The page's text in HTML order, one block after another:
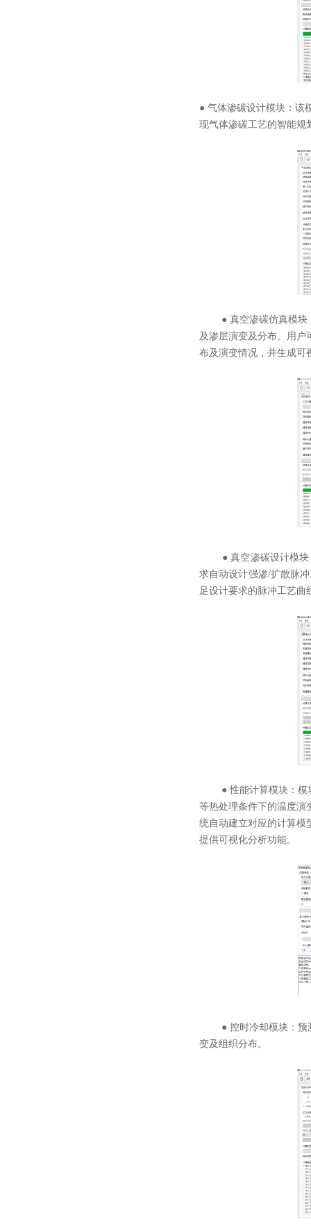
● 气体渗碳设计模块：该
现气体渗碳工艺的智能规
● 真空渗碳仿真模块：
及渗层演变及分布。用户
布及演变情况，并生成可
● 真空渗碳设计模块：
求自动设计强渗/扩散脉
足设计要求的脉冲工艺曲
● 性能计算模块：模块
等热处理条件下的温度演
统自动建立对应的计算模
提供可视化分析功能。
● 控时冷却模块：预测
变及组织分布。